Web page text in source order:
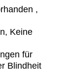
,
Keine
für
Blindheit